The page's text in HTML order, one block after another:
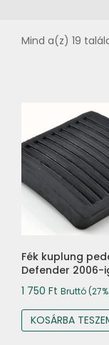
Mind a(z) 19
Fék kuplung
Defender 2006-
1 750 Ft Bruttó
KOSÁRBA